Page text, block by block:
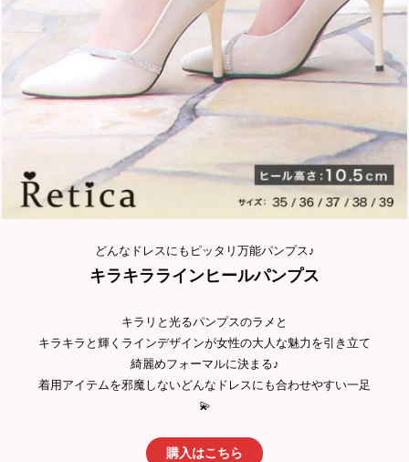
どんなドレスにもピッタリ万能パンプス♪
キラキララインヒールパンプス
キラリと光るパンプスのラメと
キラキラと輝くラインデザインが女性の大人な魅力を引き立て
綺麗めフォーマルに決まる♪
着用アイテムを邪魔しないどんなドレスにも合わせやすい一足
💫
購入はこちら